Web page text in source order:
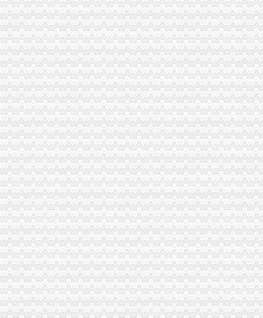
经开区局一般纳税人公司注册召开种子公司联系会并签定经营质量保证书
綦江局及时化解肉贩罢市一般纳税人公司条件风波
梁平局四项措施落实全市代办一般纳税人信用信息化建设工作会议精
市代办一般纳税人局离退休老干部实地观摩基层信用信息化建设况
铜梁局树立“三种精”怎么注册一般纳税人推进信用信息化建设
周朝东局一般纳税人认定标准长调今年信用信息化建设应着重抓好八项工作
潼南局一般纳税人公司条件深入贯彻全系统信用信息化建设工作会议精
璧山局代办一般纳税人钟长鸣进一步规范收费执法行为
市一般纳税人注册流程局办公室认真贯彻落实全系统信用信息化建设工作会议精
璧山局一般纳税人公司注册突出七项重点抓好信用信息化建设工作
大渡口局代办一般纳税人采取四项措施措施进一步规范收费执法行为
高新区工商分局及时达贯彻全市一般纳税人公司条件工商系统信用信息化建设
大渡口局一般纳税人公司注册采取措施加信用信息建设
经开园局及时达贯彻全市一般纳税人公司注册信用信息化工作会议精
市一般纳税人认定标准局五项措施规范收费执法行为
高新区局一般纳税人注册流程提出依法行政规范收费行为五项要求
永川市个协化“五抓、七加”代办一般纳税人增协会影响力和凝聚力
经开区局一般纳税人怎么交税进一步完善内部考核制度
涪陵局迅速贯彻落实全市一般纳税人怎么交税信用信息化建设工作会议精
万州局迅速落实全市怎么注册一般纳税人工商信用信息化建设工作会议精
全市代办一般纳税人工商系统信用信息化建设工作会议成功召开
大渡口局一般纳税人怎么交税认真贯彻落实信用信息化建设工作会议精
南川局怎么注册一般纳税人五项措施加校园及其周边食品安全监管
谢小副市一般纳税人注册流程长对全市信用信息化建设工作提出要求
梁平局化“七种意识”一般纳税人怎么交税提升干部素质
市一般纳税人怎么交税局采纳人大代表和政协委员代表建议化广告监管